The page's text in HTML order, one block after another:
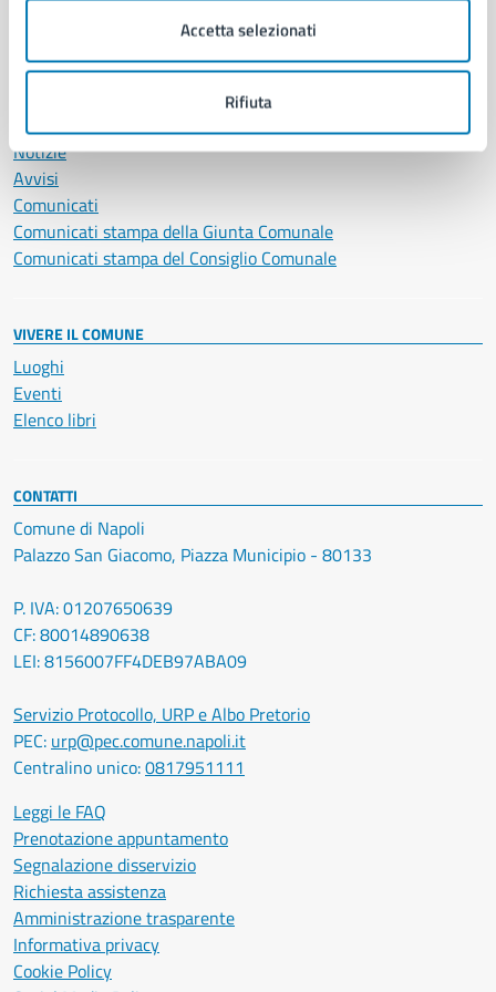
Accetta selezionati
Rifiuta
Notizie
Avvisi
Comunicati
Comunicati stampa della Giunta Comunale
Comunicati stampa del Consiglio Comunale
VIVERE IL COMUNE
Luoghi
Eventi
Elenco libri
CONTATTI
Comune di Napoli
Palazzo San Giacomo, Piazza Municipio - 80133
P. IVA: 01207650639
CF: 80014890638
LEI: 8156007FF4DEB97ABA09
Servizio Protocollo, URP e Albo Pretorio
PEC: urp@pec.comune.napoli.it
Centralino unico:0817951111
Leggi le FAQ
Prenotazione appuntamento
Segnalazione disservizio
Richiesta assistenza
Amministrazione trasparente
Informativa privacy
Cookie Policy